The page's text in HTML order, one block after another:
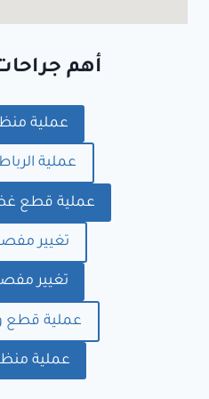
أهم
عملية
عملية
عملية قطع
تغيير
تغيير
عملية قطع
عملية